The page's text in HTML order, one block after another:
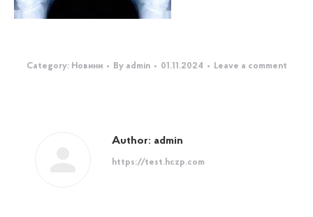
Category: Новини By admin 01.11.2024 Leave a comment
Author: admin
https://test.hczp.com